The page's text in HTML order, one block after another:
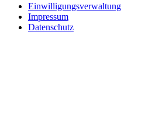
Einwilligungsverwaltung
Impressum
Datenschutz